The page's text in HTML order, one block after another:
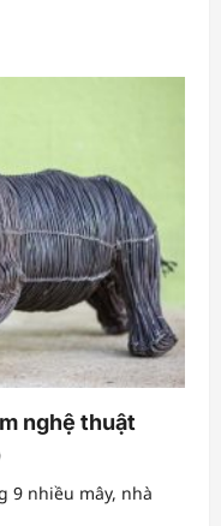
nghệ thuật
9 nhiều mây, nhà